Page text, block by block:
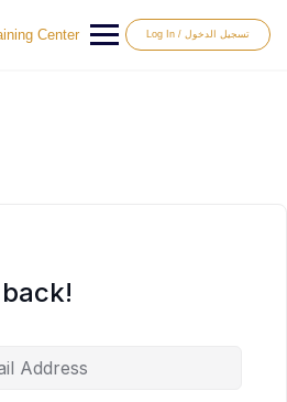
Log In / تسجيل الدخول